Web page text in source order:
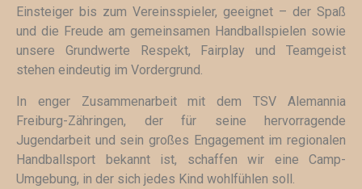
Einsteiger bis zum Vereinsspieler, geeignet – der Spaß
und die Freude am gemeinsamen Handballspielen sowie
unsere Grundwerte Respekt, Fairplay und Teamgeist
stehen eindeutig im Vordergrund.
In enger Zusammenarbeit mit dem TSV Alemannia
Freiburg-Zähringen, der für seine hervorragende
Jugendarbeit und sein großes Engagement im regionalen
Handballsport bekannt ist, schaffen wir eine Camp-
Umgebung, in der sich jedes Kind wohlfühlen soll.